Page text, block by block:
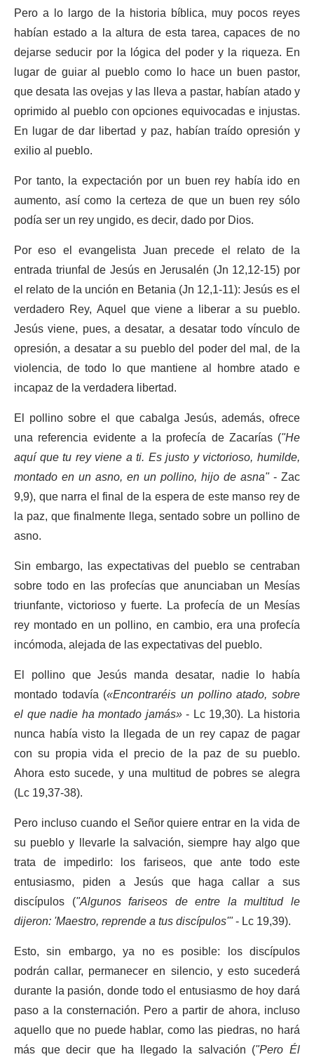
Pero a lo largo de la historia bíblica, muy pocos reyes
habían estado a la altura de esta tarea, capaces de no
dejarse seducir por la lógica del poder y la riqueza. En
lugar de guiar al pueblo como lo hace un buen pastor,
que desata las ovejas y las lleva a pastar, habían atado y
oprimido al pueblo con opciones equivocadas e injustas.
En lugar de dar libertad y paz, habían traído opresión y
exilio al pueblo.
Por tanto, la expectación por un buen rey había ido en
aumento, así como la certeza de que un buen rey sólo
podía ser un rey ungido, es decir, dado por Dios.
Por eso el evangelista Juan precede el relato de la
entrada triunfal de Jesús en Jerusalén (Jn 12,12-15) por
el relato de la unción en Betania (Jn 12,1-11): Jesús es el
verdadero Rey, Aquel que viene a liberar a su pueblo.
Jesús viene, pues, a desatar, a desatar todo vínculo de
opresión, a desatar a su pueblo del poder del mal, de la
violencia, de todo lo que mantiene al hombre atado e
incapaz de la verdadera libertad.
El pollino sobre el que cabalga Jesús, además, ofrece
una referencia evidente a la profecía de Zacarías ("He
aquí que tu rey viene a ti. Es justo y victorioso, humilde,
montado en un asno, en un pollino, hijo de asna"- Zac
9,9), que narra el final de la espera de este manso rey de
la paz, que finalmente llega, sentado sobre un pollino de
asno.
Sin embargo, las expectativas del pueblo se centraban
sobre todo en las profecías que anunciaban un Mesías
triunfante, victorioso y fuerte. La profecía de un Mesías
rey montado en un pollino, en cambio, era una profecía
incómoda, alejada de las expectativas del pueblo.
El pollino que Jesús manda desatar, nadie lo había
montado todavía («Encontraréis un pollino atado, sobre
el que nadie ha montado jamás»- Lc 19,30). La historia
nunca había visto la llegada de un rey capaz de pagar
con su propia vida el precio de la paz de su pueblo.
Ahora esto sucede, y una multitud de pobres se alegra
(Lc 19,37-38).
Pero incluso cuando el Señor quiere entrar en la vida de
su pueblo y llevarle la salvación, siempre hay algo que
trata de impedirlo: los fariseos, que ante todo este
entusiasmo, piden a Jesús que haga callar a sus
discípulos ("Algunos fariseos de entre la multitud le
dijeron:'Maestro, reprende a tus discípulos'"- Lc 19,39).
Esto, sin embargo, ya no es posible: los discípulos
podrán callar, permanecer en silencio, y esto sucederá
durante la pasión, donde todo el entusiasmo de hoy dará
paso a la consternación. Pero a partir de ahora, incluso
aquello que no puede hablar, como las piedras, no hará
más que decir que ha llegado la salvación ("Pero Él